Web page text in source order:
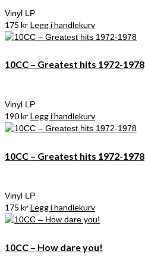
Vinyl LP
175 kr Legg i handlekurv
10CC – Greatest hits 1972-1978
Vinyl LP
190kr Legg i handlekurv
10CC – Greatest hits 1972-1978
Vinyl LP
175 kr Legg i handlekurv
10CC – How dare you!